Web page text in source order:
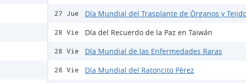
27 Jue Día Mundial del Trasplante de Órganos y
28 Vie Día del Recuerdo de la Paz en Taiwán
28 Vie Día Mundial de las Enfermedades Raras
28 Vie Día Mundial del Ratoncito Pérez